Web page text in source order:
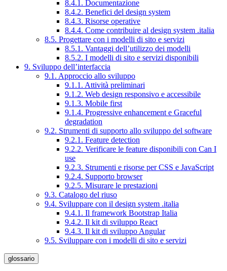
8.4.1. Documentazione
8.4.2. Benefici del design system
8.4.3. Risorse operative
8.4.4. Come contribuire al design system .italia
8.5. Progettare con i modelli di sito e servizi
8.5.1. Vantaggi dell’utilizzo dei modelli
8.5.2. I modelli di sito e servizi disponibili
9. Sviluppo dell’interfaccia
9.1. Approccio allo sviluppo
9.1.1. Attività preliminari
9.1.2. Web design responsivo e accessibile
9.1.3. Mobile first
9.1.4. Progressive enhancement e Graceful
degradation
9.2. Strumenti di supporto allo sviluppo del software
9.2.1. Feature detection
9.2.2. Verificare le feature disponibili con Can I
use
9.2.3. Strumenti e risorse per CSS e JavaScript
9.2.4. Supporto browser
9.2.5. Misurare le prestazioni
9.3. Catalogo del riuso
9.4. Sviluppare con il design system .italia
9.4.1. Il framework Bootstrap Italia
9.4.2. Il kit di sviluppo React
9.4.3. Il kit di sviluppo Angular
9.5. Sviluppare con i modelli di sito e servizi
glossario